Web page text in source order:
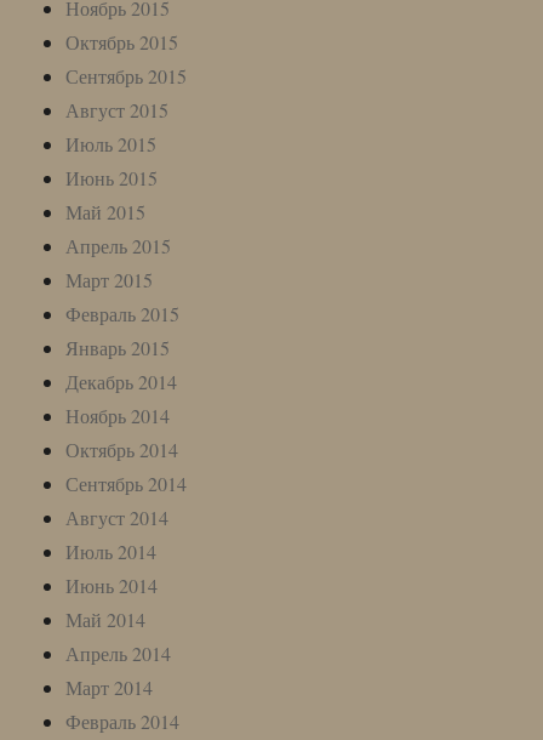
Ноябрь 2015
Октябрь 2015
Сентябрь 2015
Август 2015
Июль 2015
Июнь 2015
Май 2015
Апрель 2015
Март 2015
Февраль 2015
Январь 2015
Декабрь 2014
Ноябрь 2014
Октябрь 2014
Сентябрь 2014
Август 2014
Июль 2014
Июнь 2014
Май 2014
Апрель 2014
Март 2014
Февраль 2014